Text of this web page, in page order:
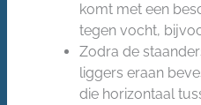
komt met een
tegen vocht,
Zodra de
liggers eraan
die horizontaal